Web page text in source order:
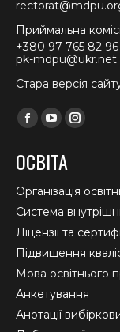
Приймальна
+380 97 765 82 96
pk-mdpu@ukr.net
Стара версія
Find us on:
Facebook
opens
in
new
window
YouTube
opens
in
new
window
in
new
window
ОСВІТА
Організація
Система
Ліцензії та
Підвищення
Мова освітнього
Анкетування
Анотації